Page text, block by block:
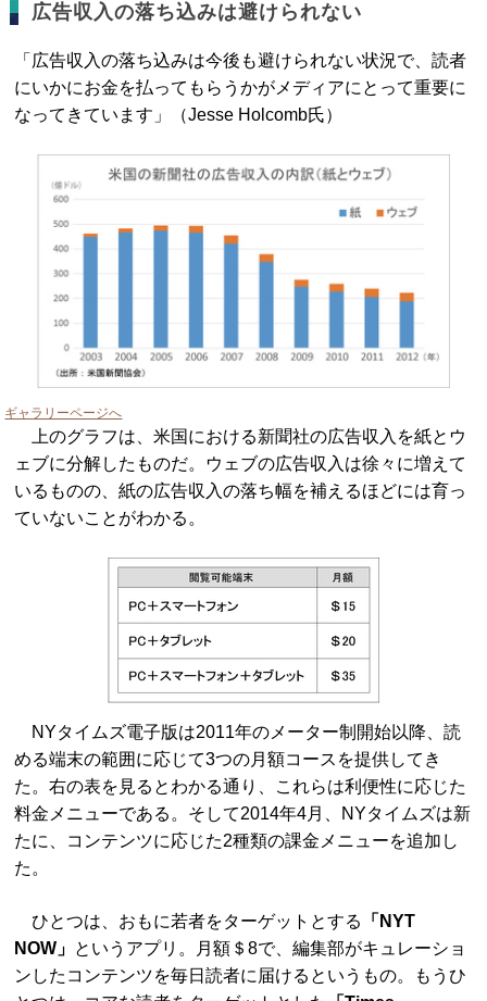
広告収入の落ち込みは避けられない
「広告収入の落ち込みは今後も避けられない状況で、読者
にいかにお金を払ってもらうかがメディアにとって重要に
なってきています」（Jesse Holcomb氏）
ギャラリーページへ
上のグラフは、米国における新聞社の広告収入を紙とウ
ェブに分解したものだ。ウェブの広告収入は徐々に増えて
いるものの、紙の広告収入の落ち幅を補えるほどには育っ
ていないことがわかる。
NYタイムズ電子版は2011年のメーター制開始以降、読
める端末の範囲に応じて3つの月額コースを提供してき
た。右の表を見るとわかる通り、これらは利便性に応じた
料金メニューである。そして2014年4月、NYタイムズは新
たに、コンテンツに応じた2種類の課金メニューを追加し
た。
ひとつは、おもに若者をターゲットとする
「NYT
NOW」 というアプリ。月額＄8で、編集部がキュレーショ
ンしたコンテンツを毎日読者に届けるというもの。もうひ